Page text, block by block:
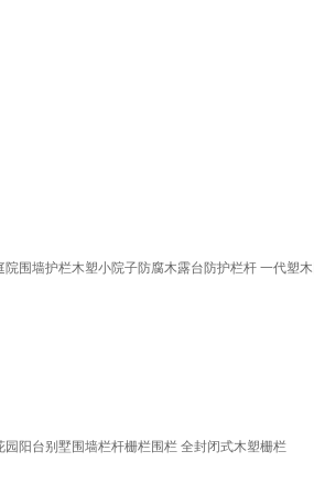
围墙护栏木塑小院子防腐木露台防护栏杆 一代塑
阳台别墅围墙栏杆栅栏围栏 全封闭式木塑栅栏